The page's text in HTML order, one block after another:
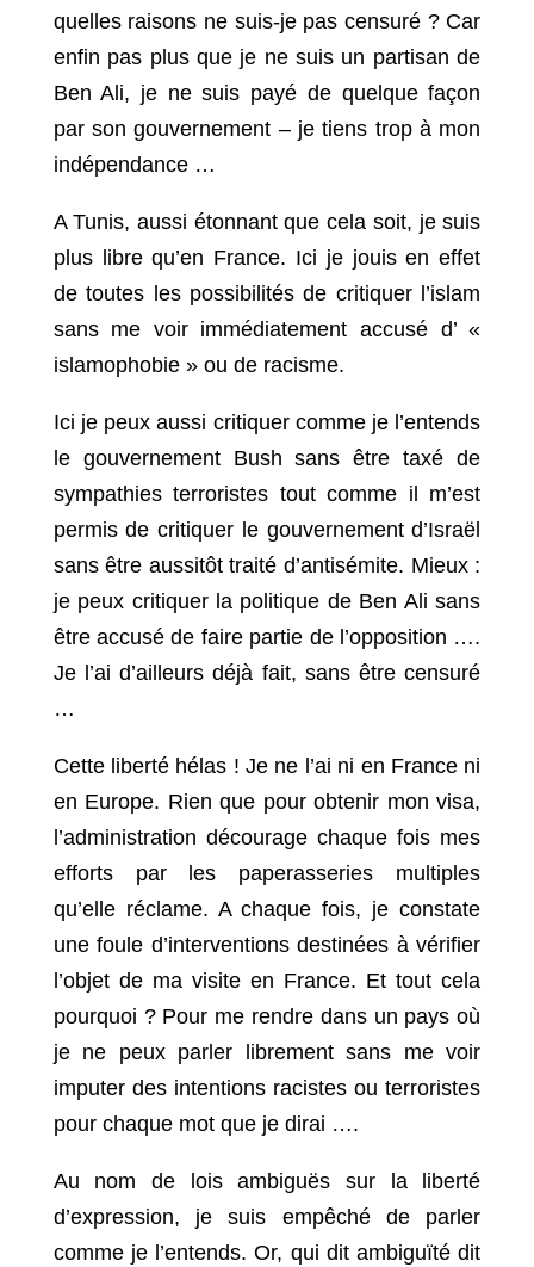
quelles raisons ne suis-je pas censuré ? Car
enfin pas plus que je ne suis un partisan de
Ben Ali, je ne suis payé de quelque façon
par son gouvernement – je tiens trop à mon
indépendance …
A Tunis, aussi étonnant que cela soit, je suis
plus libre qu’en France. Ici je jouis en effet
de toutes les possibilités de critiquer l’islam
sans me voir immédiatement accusé d’ «
islamophobie » ou de racisme.
Ici je peux aussi critiquer comme je l’entends
le gouvernement Bush sans être taxé de
sympathies terroristes tout comme il m’est
permis de critiquer le gouvernement d’Israël
sans être aussitôt traité d’antisémite. Mieux :
je peux critiquer la politique de Ben Ali sans
être accusé de faire partie de l’opposition ….
Je l’ai d’ailleurs déjà fait, sans être censuré
…
Cette liberté hélas ! Je ne l’ai ni en France ni
en Europe. Rien que pour obtenir mon visa,
l’administration décourage chaque fois mes
efforts par les paperasseries multiples
qu’elle réclame. A chaque fois, je constate
une foule d’interventions destinées à vérifier
l’objet de ma visite en France. Et tout cela
pourquoi ? Pour me rendre dans un pays où
je ne peux parler librement sans me voir
imputer des intentions racistes ou terroristes
pour chaque mot que je dirai ….
Au nom de lois ambiguës sur la liberté
d’expression, je suis empêché de parler
comme je l’entends. Or, qui dit ambiguïté dit